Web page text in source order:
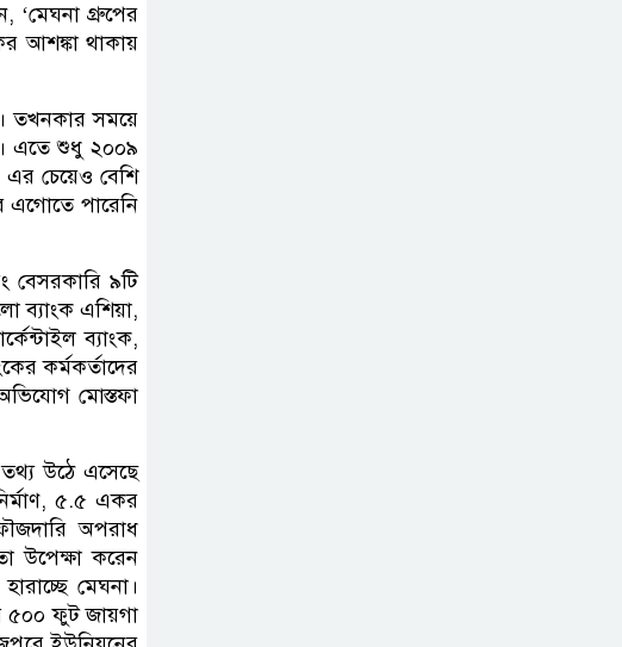
‘মেঘনা গ্রুপের
আশঙ্কা থাকায়
তখনকার সময়ে
এতে শুধু ২০০৯
চেয়েও বেশি
এগোতে পারেনি
বেসরকারি ৯টি
ব্যাংক এশিয়া,
ব্যাংক,
কর্মকর্তাদের
মোস্তফা
উঠে এসেছে
৫.৫ একর
অপরাধ
উপেক্ষা করেন
মেঘনা।
৫০০ ফুট জায়গা